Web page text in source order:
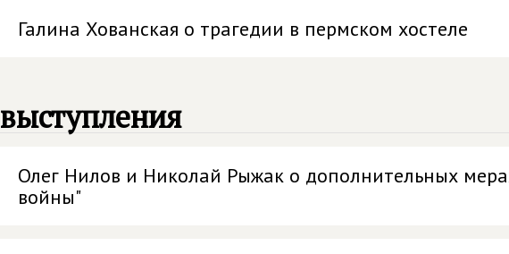
Галина Хованская о трагедии в пермском хостеле
выступления
Олег Нилов и Николай Рыжак о дополнительных
войны"